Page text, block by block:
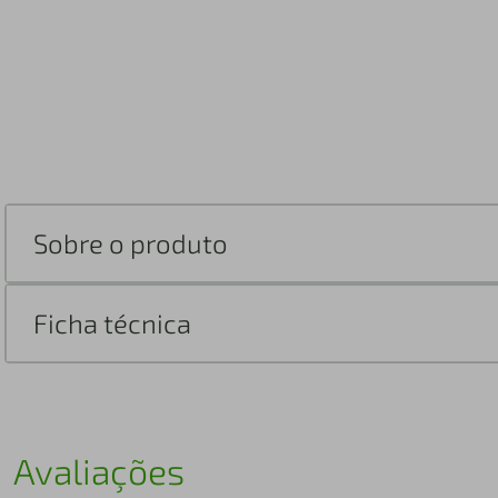
Sobre o produto
Ficha técnica
Avaliações